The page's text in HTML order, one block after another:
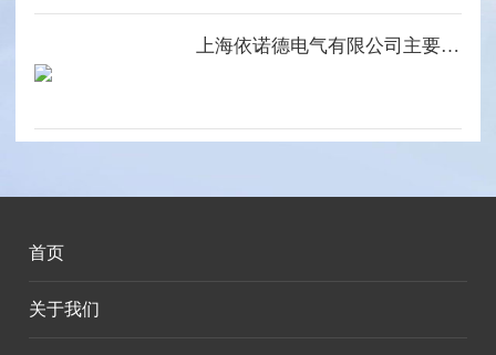
上海依诺德电气有限公司主要产品系列
首页
关于我们